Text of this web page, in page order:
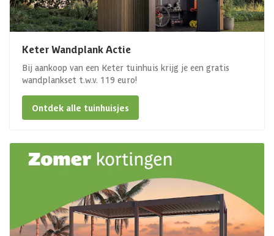
Keter Wandplank Actie
Bij aankoop van een Keter tuinhuis krijg je een gratis
wandplankset t.w.v. 119 euro!
Ontdek alle tuinhuisjes